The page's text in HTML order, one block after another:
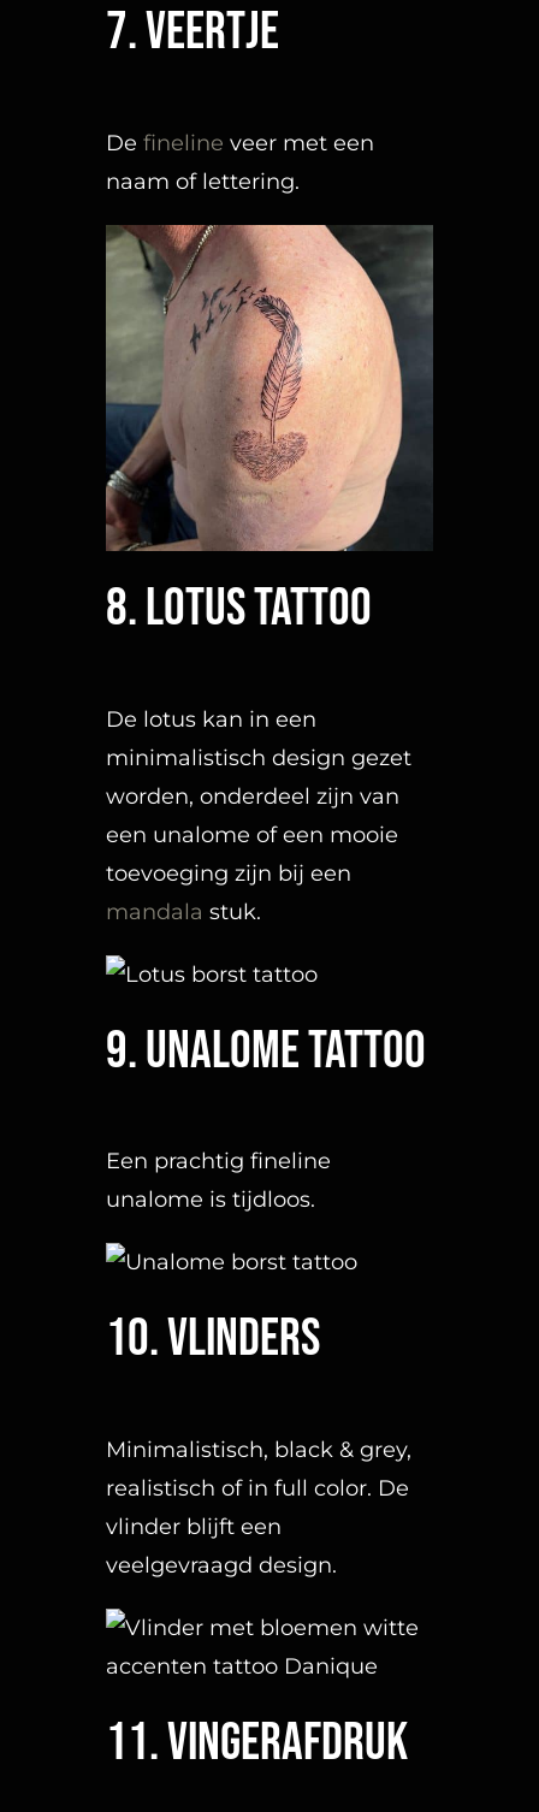
De lotus kan in een
minimalistisch design gezet
worden, onderdeel zijn van
een unalome of een mooie
toevoeging zijn bij een
mandala
stuk.
9. Unalome tattoo
unalome is tijdloos.
10. Vlinders
Minimalistisch, black & grey,
realistisch of in full color. De
veelgevraagd design.
11. Vingerafdruk
Een hele mooie en
persoonlijke manier om een
persoon te vereeuwigen op je
12.Fineline lettering
Een naam, stukje uit je
favoriete nummer of een
van de meest aangevraagde